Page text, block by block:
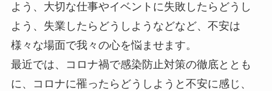
よう、大切な仕事やイベントに失敗したらどうし
よう、失業したらどうしようなどなど、不安は
様々な場面で我々の心を悩ませます。
最近では、コロナ禍で感染防止対策の徹底ととも
に、コロナに罹ったらどうしようと不安に感じ、